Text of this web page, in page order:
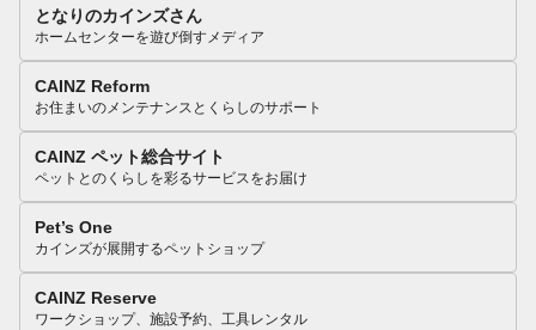
となりのカインズさん
ホームセンターを遊び倒すメディア
CAINZ Reform
お住まいのメンテナンスとくらしのサポート
CAINZ ペット総合サイト
ペットとのくらしを彩るサービスをお届け
Pet’s One
カインズが展開するペットショップ
CAINZ Reserve
ワークショップ、施設予約、工具レンタル